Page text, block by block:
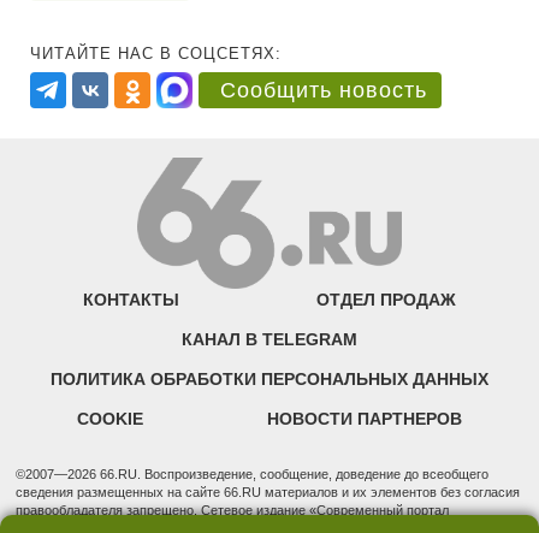
ЧИТАЙТЕ НАС В СОЦСЕТЯХ:
Сообщить новость
КОНТАКТЫ ОТДЕЛ ПРОДАЖ
КАНАЛ В TELEGRAM
ПОЛИТИКА ОБРАБОТКИ ПЕРСОНАЛЬНЫХ ДАННЫХ
COOKIE НОВОСТИ ПАРТНЕРОВ
©2007—2026 66.RU. Воспроизведение, сообщение, доведение до всеобщего
сведения размещенных на сайте 66.RU материалов и их элементов без согласия
правообладателя запрещено. Сетевое издание «Современный портал